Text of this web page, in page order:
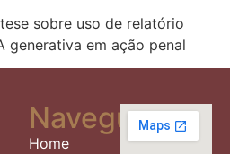
sobre uso de relatório
em ação penal
Navegue
Home